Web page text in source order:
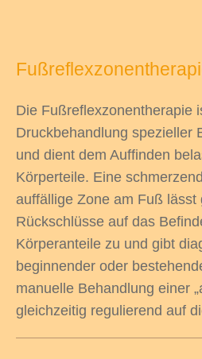
Die Fußreflexzonentherapie
Druckbehandlung spezieller
und dient dem Auffinden
Körperteile. Eine
auffällige Zone am Fuß lässt
Rückschlüsse auf das
Körperanteile zu und gibt
beginnender oder
manuelle Behandlung einer
gleichzeitig regulierend auf